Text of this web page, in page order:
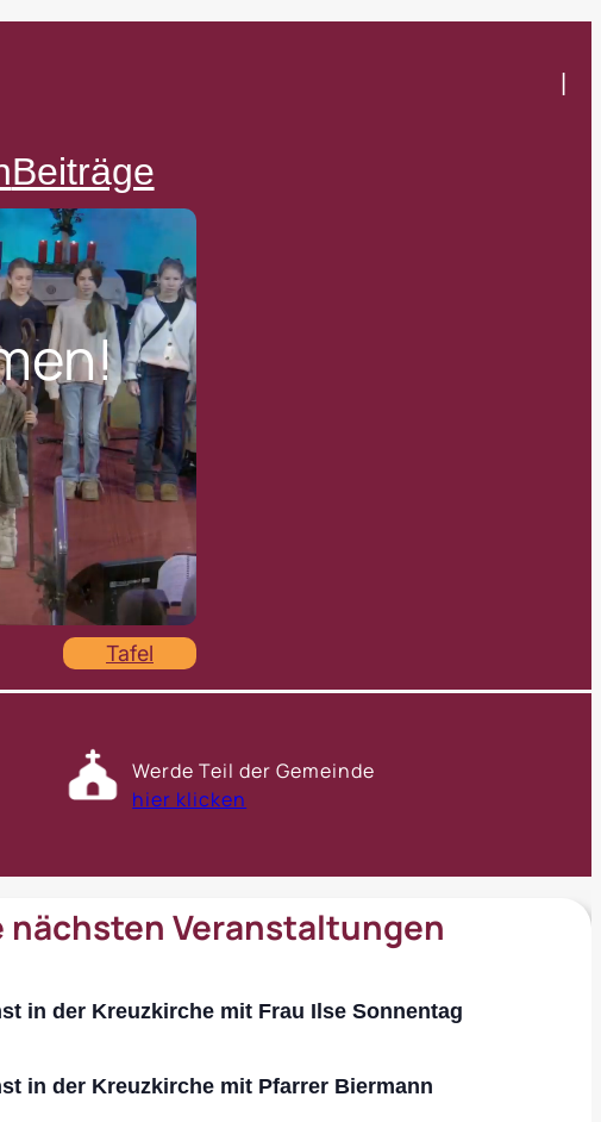
Beiträge
Tafel
Werde Teil der Gemeinde
hier klicken
nächsten Veranstaltungen
in der Kreuzkirche mit Frau Ilse Sonnentag
in der Kreuzkirche mit Pfarrer Biermann